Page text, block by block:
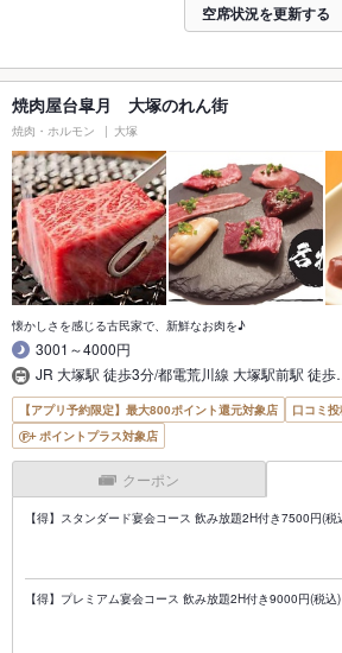
空席状況を更新する
焼肉屋台皐月 大塚のれん街
焼肉・ホルモン 大塚
懐かしさを感じる古民家で、新鮮なお肉を♪
3001～4000円
JR 大塚駅 徒歩3分/都電荒川線 大塚駅前駅 徒
【アプリ予約限定】最大800ポイント還元対象店
口コミ
ポイントプラス対象店
クーポン
【得】スタンダード宴会コース 飲み放題2H付き7500円(税
【得】プレミアム宴会コース 飲み放題2H付き9000円(税込)